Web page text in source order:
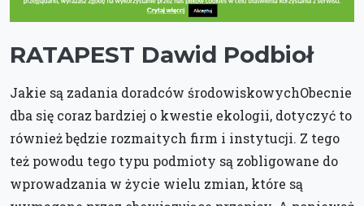
RATAPEST Dawid Podbioł
Jakie są zadania doradców środowiskowychObecnie
dba się coraz bardziej o kwestie ekologii, dotyczyć to
również będzie rozmaitych firm i instytucji. Z tego
też powodu tego typu podmioty są zobligowane do
wprowadzania w życie wielu zmian, które są